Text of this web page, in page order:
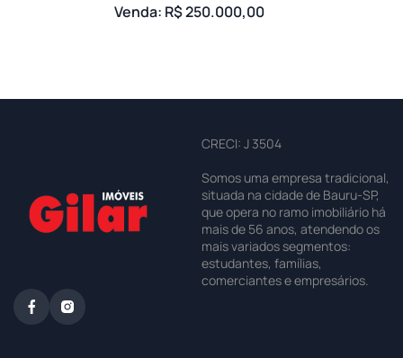
Venda: R$ 250.000,00
CRECI: J 3504
Somos uma empresa tradicional,
situada na cidade de Bauru-SP,
que opera no ramo imobiliário há
mais de 56 anos, atendendo os
mais variados segmentos:
estudantes, famílias,
comerciantes e empresários.